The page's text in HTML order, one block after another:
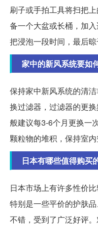
刷子或手拍工具将扫把
备一个大盆或长桶，加
把浸泡一段时间，最后晾
家中的新风系统要如
保持家中新风系统的清
换过滤器，过滤器的更
般建议每3-6个月更换一
颗粒物的堆积，保持室内
日本有哪些值得购买
日本市场上有许多性价
特别是一些平价的护肤
不错，受到了广泛好评